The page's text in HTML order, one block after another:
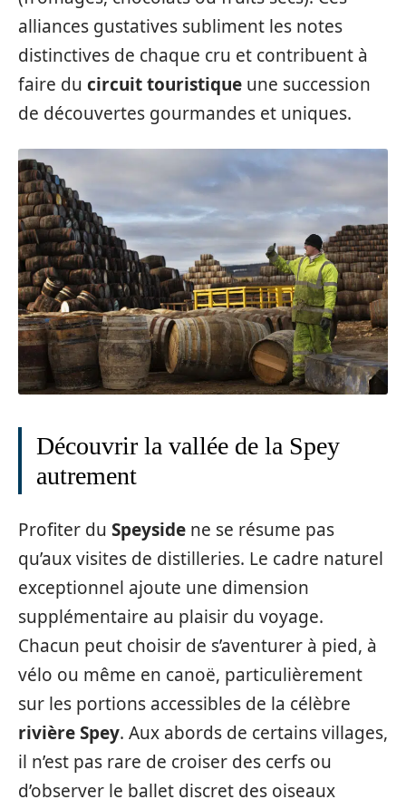
alliances gustatives subliment les notes
distinctives de chaque cru et contribuent à
faire du circuit touristique une succession
de découvertes gourmandes et uniques.
Découvrir la vallée de la Spey
autrement
Profiter du Speyside ne se résume pas
qu’aux visites de distilleries. Le cadre naturel
exceptionnel ajoute une dimension
supplémentaire au plaisir du voyage.
Chacun peut choisir de s’aventurer à pied, à
vélo ou même en canoë, particulièrement
sur les portions accessibles de la célèbre
rivière Spey. Aux abords de certains villages,
il n’est pas rare de croiser des cerfs ou
d’observer le ballet discret des oiseaux